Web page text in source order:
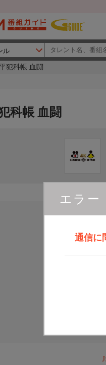
犯科帳 血闘
エラー
通信に
科帳 血闘